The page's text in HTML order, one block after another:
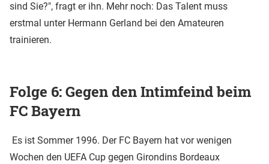
sind Sie?", fragt er ihn. Mehr noch: Das Talent muss
erstmal unter Hermann Gerland bei den Amateuren
trainieren.
Folge 6: Gegen den Intimfeind beim
FC Bayern
Es ist Sommer 1996. Der FC Bayern hat vor wenigen
Wochen den UEFA Cup gegen Girondins Bordeaux